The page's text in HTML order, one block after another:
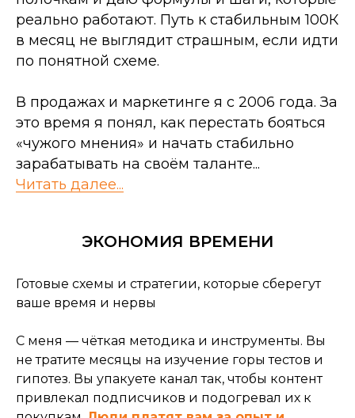
реально работают. Путь к стабильным 100К
в месяц не выглядит страшным, если идти
по понятной схеме.
В продажах и маркетинге я с 2006 года. За
это время я понял, как перестать бояться
«чужого мнения» и начать стабильно
зарабатывать на своём таланте...
Читать далее...
ЭКОНОМИЯ ВРЕМЕНИ
Готовые схемы и стратегии, которые сберегут
ваше время и нервы
С меня — чёткая методика и инструменты. Вы
не тратите месяцы на изучение горы тестов и
гипотез. Вы упакуете канал так, чтобы контент
привлекал подписчиков и подогревал их к